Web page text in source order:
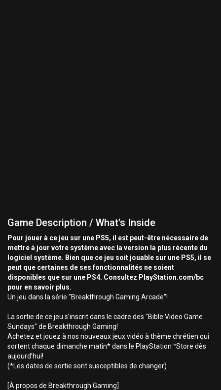
Game Description / What's Inside
Pour jouer à ce jeu sur une PS5, il est peut-être nécessaire de
mettre à jour votre système avec la version la plus récente du
logiciel système. Bien que ce jeu soit jouable sur une PS5, il se
peut que certaines de ses fonctionnalités ne soient
disponibles que sur une PS4. Consultez PlayStation.com/bc
pour en savoir plus.
Un jeu dans la série "Breakthrough Gaming Arcade"!
La sortie de ce jeu s’inscrit dans le cadre des "Bible Video Game
Sundays" de Breakthrough Gaming!
Achetez et jouez à nos nouveaux jeux vidéo à thème chrétien qui
sortent chaque dimanche matin* dans le PlayStation™Store dès
aujourd’hui!
(*Les dates de sortie sont susceptibles de changer)
[À propos de Breakthrough Gaming]